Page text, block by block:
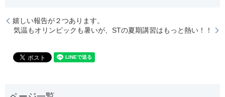
嬉しい報告が２つあります。
気温もオリンピックも暑いが、STの夏期講習はもっと熱い！！